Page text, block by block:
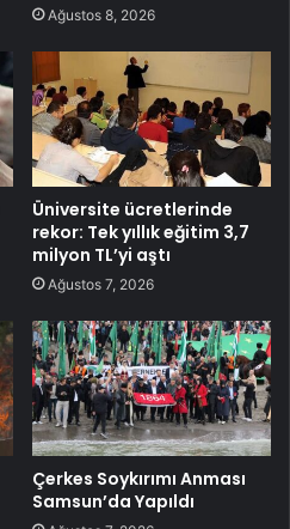
Ağustos 8, 2026
Üniversite ücretlerinde
rekor: Tek yıllık eğitim 3,7
milyon TL’yi aştı
Ağustos 7, 2026
Çerkes Soykırımı Anması
Samsun’da Yapıldı